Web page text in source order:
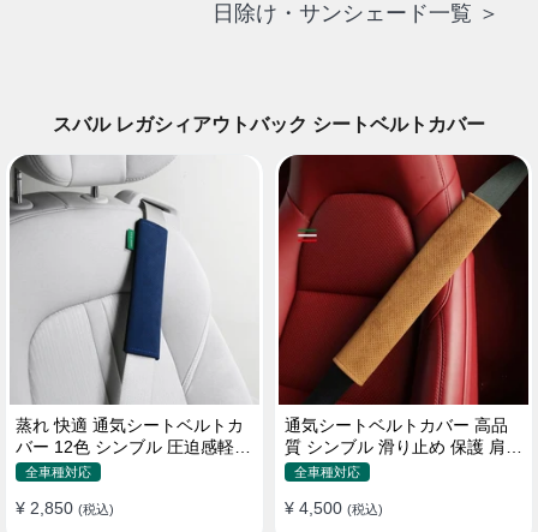
日除け・サンシェード一覧 ＞
スバル レガシィアウトバック シートベルトカバー
蒸れ 快適 通気シートベルトカ
バー 12色 シンブル 圧迫感軽減
保護 肩当てパッド
全車種対応
¥ 2,850 (税込)
通気シートベルトカバー 高品
質 シンブル 滑り止め 保護 肩当
てパッド 圧迫感軽減
全車種対応
¥ 4,500 (税込)